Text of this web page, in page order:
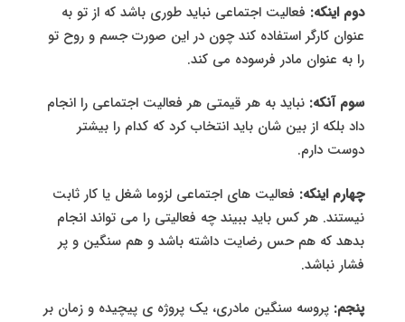
دوم اینکه: فعالیت اجتماعی نباید طوری باشد که از تو به
عنوان کارگر استفاده کند چون در این صورت جسم و روح تو
را به عنوان مادر فرسوده می کند.
سوم آنکه: نباید به هر قیمتی هر فعالیت اجتماعی را انجام
داد بلکه از بین شان باید انتخاب کرد که کدام را بیشتر
دوست دارم.
چهارم اینکه: فعالیت های اجتماعی لزوما شغل یا کار ثابت
نیستند. هر کس باید ببیند چه فعالیتی را می تواند انجام
بدهد که هم حس رضایت داشته باشد و هم سنگین و پر
فشار نباشد.
پنجم: پروسه سنگین مادری، یک پروژه ی پیچیده و زمان بر